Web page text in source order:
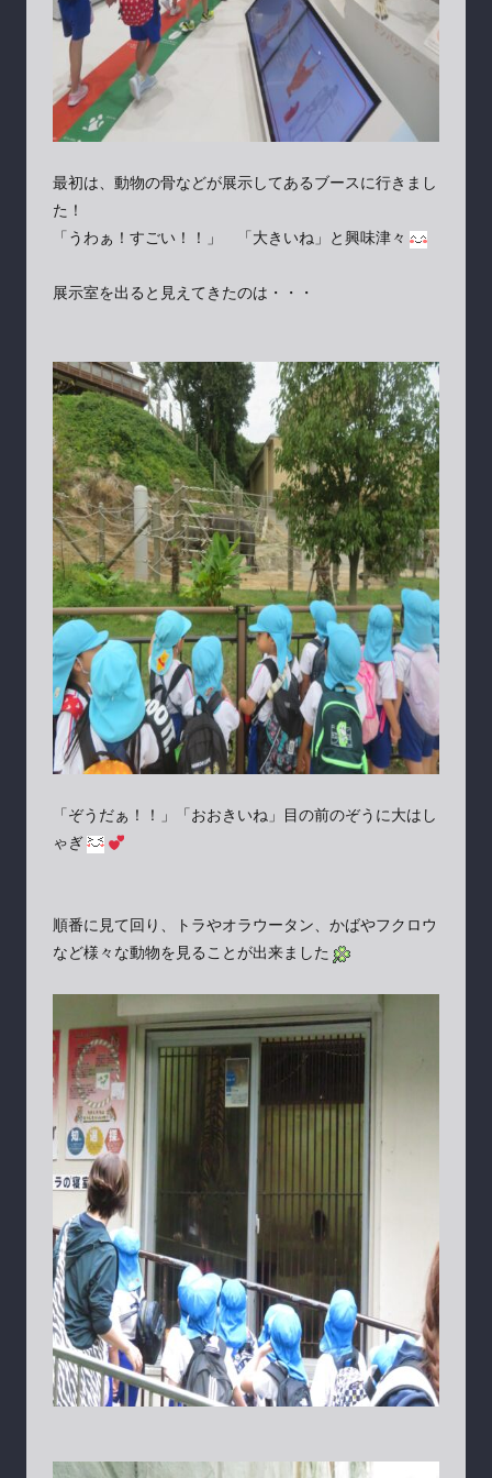
最初は、動物の骨などが展示してあるブースに行きまし
た！
「うわぁ！すごい！！」 「大きいね」と興味津々
展示室を出ると見えてきたのは・・・
「ぞうだぁ！！」「おおきいね」目の前のぞうに大はし
ゃぎ
順番に見て回り、トラやオラウータン、かばやフクロウ
など様々な動物を見ることが出来ました